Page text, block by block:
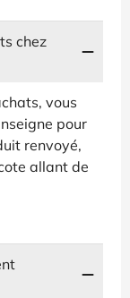
chez
vous
pour
renvoyé,
allant de